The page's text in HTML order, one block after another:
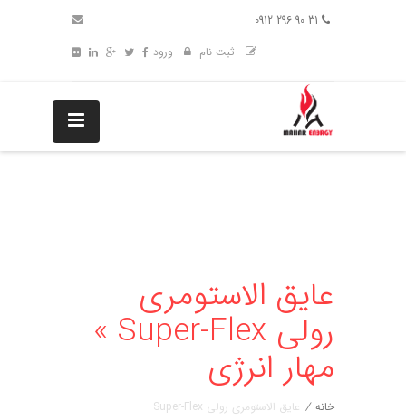
ثبت نام
ورود
عایق الاستومری
رولی Super-Flex »
مهار انرژی
خانه / عایق الاستومری رولی Super-Flex